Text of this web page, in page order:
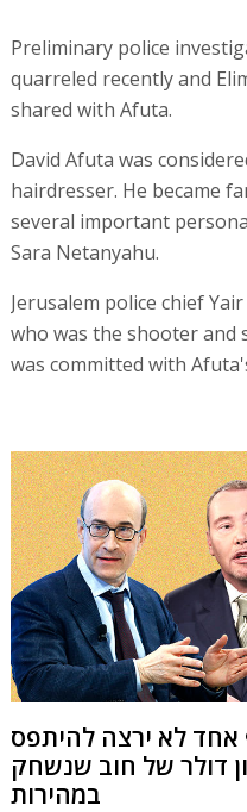
Preliminary police
quarreled recently and
shared with Afuta.
David Afuta was
hairdresser. He became
several important
Sara Netanyahu.
Jerusalem police chief
who was the shooter and
was committed with
לא ירצה להיתפס
325 טריליון דולר של חוב שנשחק
במהירות